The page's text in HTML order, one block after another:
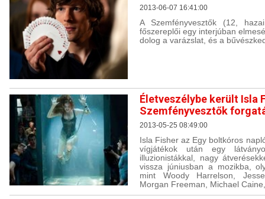
2013-06-07 16:41:00
A Szemfényvesztők (12,
főszereplői egy interjúban
dolog a varázslat, és a
Életveszélybe került Isla
Szemfényvesztők
2013-05-25 08:49:00
Isla Fisher az Egy boltkóros
vígjátékok után egy
illuzionistákkal, nagy
vissza júniusban a mozikba,
mint Woody Harrelson,
Morgan Freeman, Michael